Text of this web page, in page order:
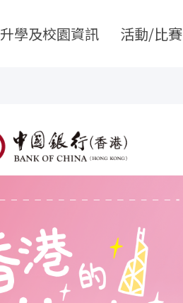
升學及校園資訊 活動/比賽